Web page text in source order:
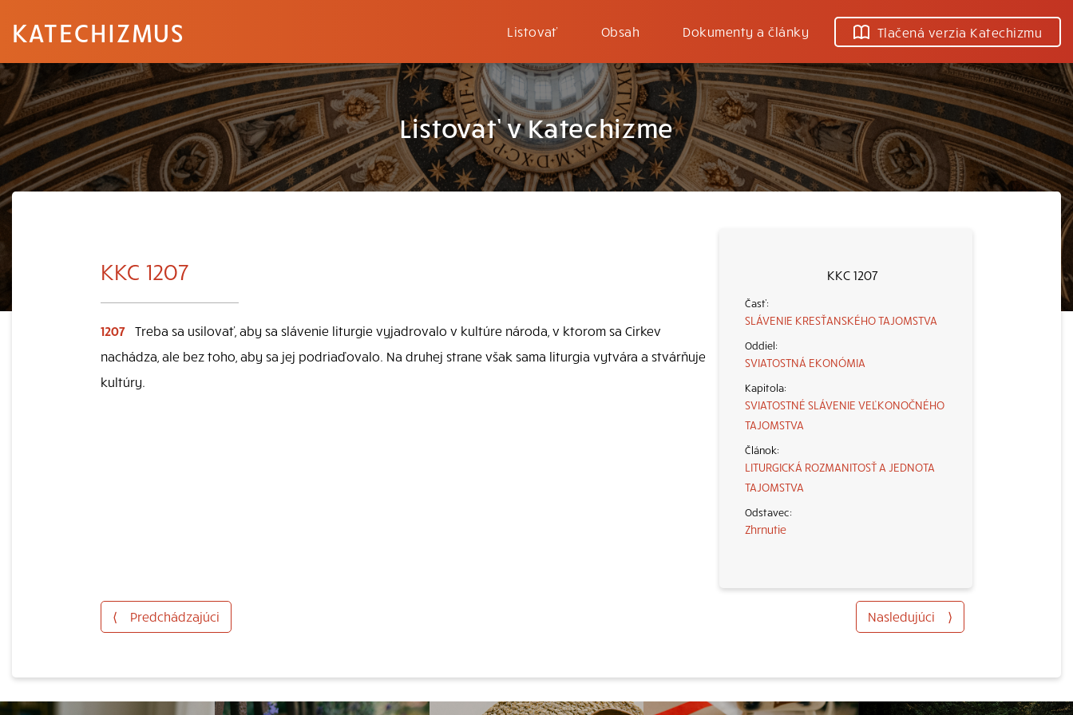
KATECHIZMUS Listovať Obsah Dokumenty a články Tlačená verzia Katechizmu
Listovať v Katechizme
KKC 1207
SLÁVENIE KRESŤANSKÉHO TAJOMSTVA
SVIATOSTNÁ EKONÓMIA
SVIATOSTNÉ SLÁVENIE VEĽKONOČNÉHO
TAJOMSTVA
LITURGICKÁ ROZMANITOSŤ A JEDNOTA
TAJOMSTVA
Zhrnutie
KKC 1207
1207 Treba sa usilovať, aby sa slávenie liturgie vyjadrovalo v kultúre národa, v ktorom sa Cirkev
nachádza, ale bez toho, aby sa jej podriaďovalo. Na druhej strane však sama liturgia vytvára a stvárňuje
kultúry.
⟨ Predchádzajúci Nasledujúci ⟩